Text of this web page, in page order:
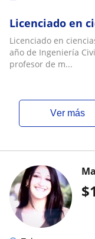
Licenciado en
Licenciado en
año de Ingeniería
profesor de m...
ver más
$